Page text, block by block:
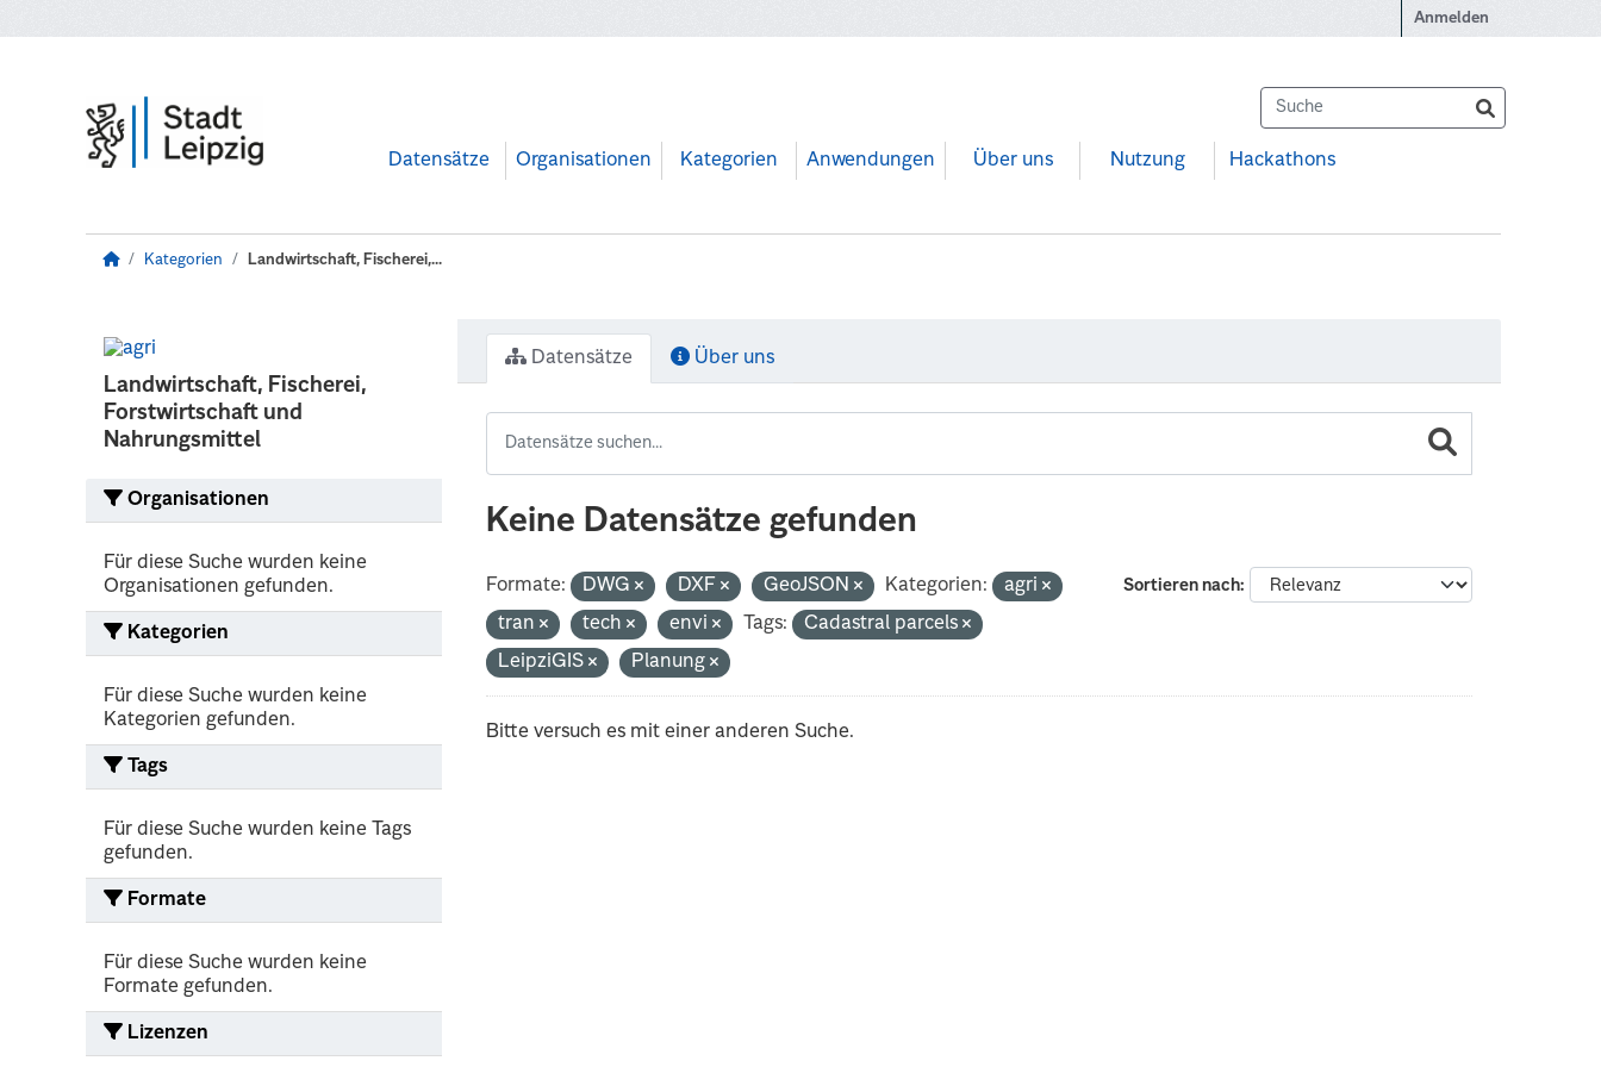
Anmelden
Datensätze Organisationen Kategorien Anwendungen Über uns Nutzung Hackathons
Kategorien Landwirtschaft, Fischerei,...
Landwirtschaft, Fischerei,
Forstwirtschaft und
Nahrungsmittel
Organisationen
Für diese Suche wurden keine
Organisationen gefunden.
Kategorien
Für diese Suche wurden keine
Kategorien gefunden.
Tags
Für diese Suche wurden keine Tags
gefunden.
Formate
Für diese Suche wurden keine
Formate gefunden.
Lizenzen
Datensätze Über uns
Keine Datensätze gefunden
Sortieren nach
Formate: DWG DXF GeoJSON Kategorien:
agri
tran
tech envi Tags:
Cadastral parcels
LeipziGIS
Planung
Bitte versuch es mit einer anderen Suche.